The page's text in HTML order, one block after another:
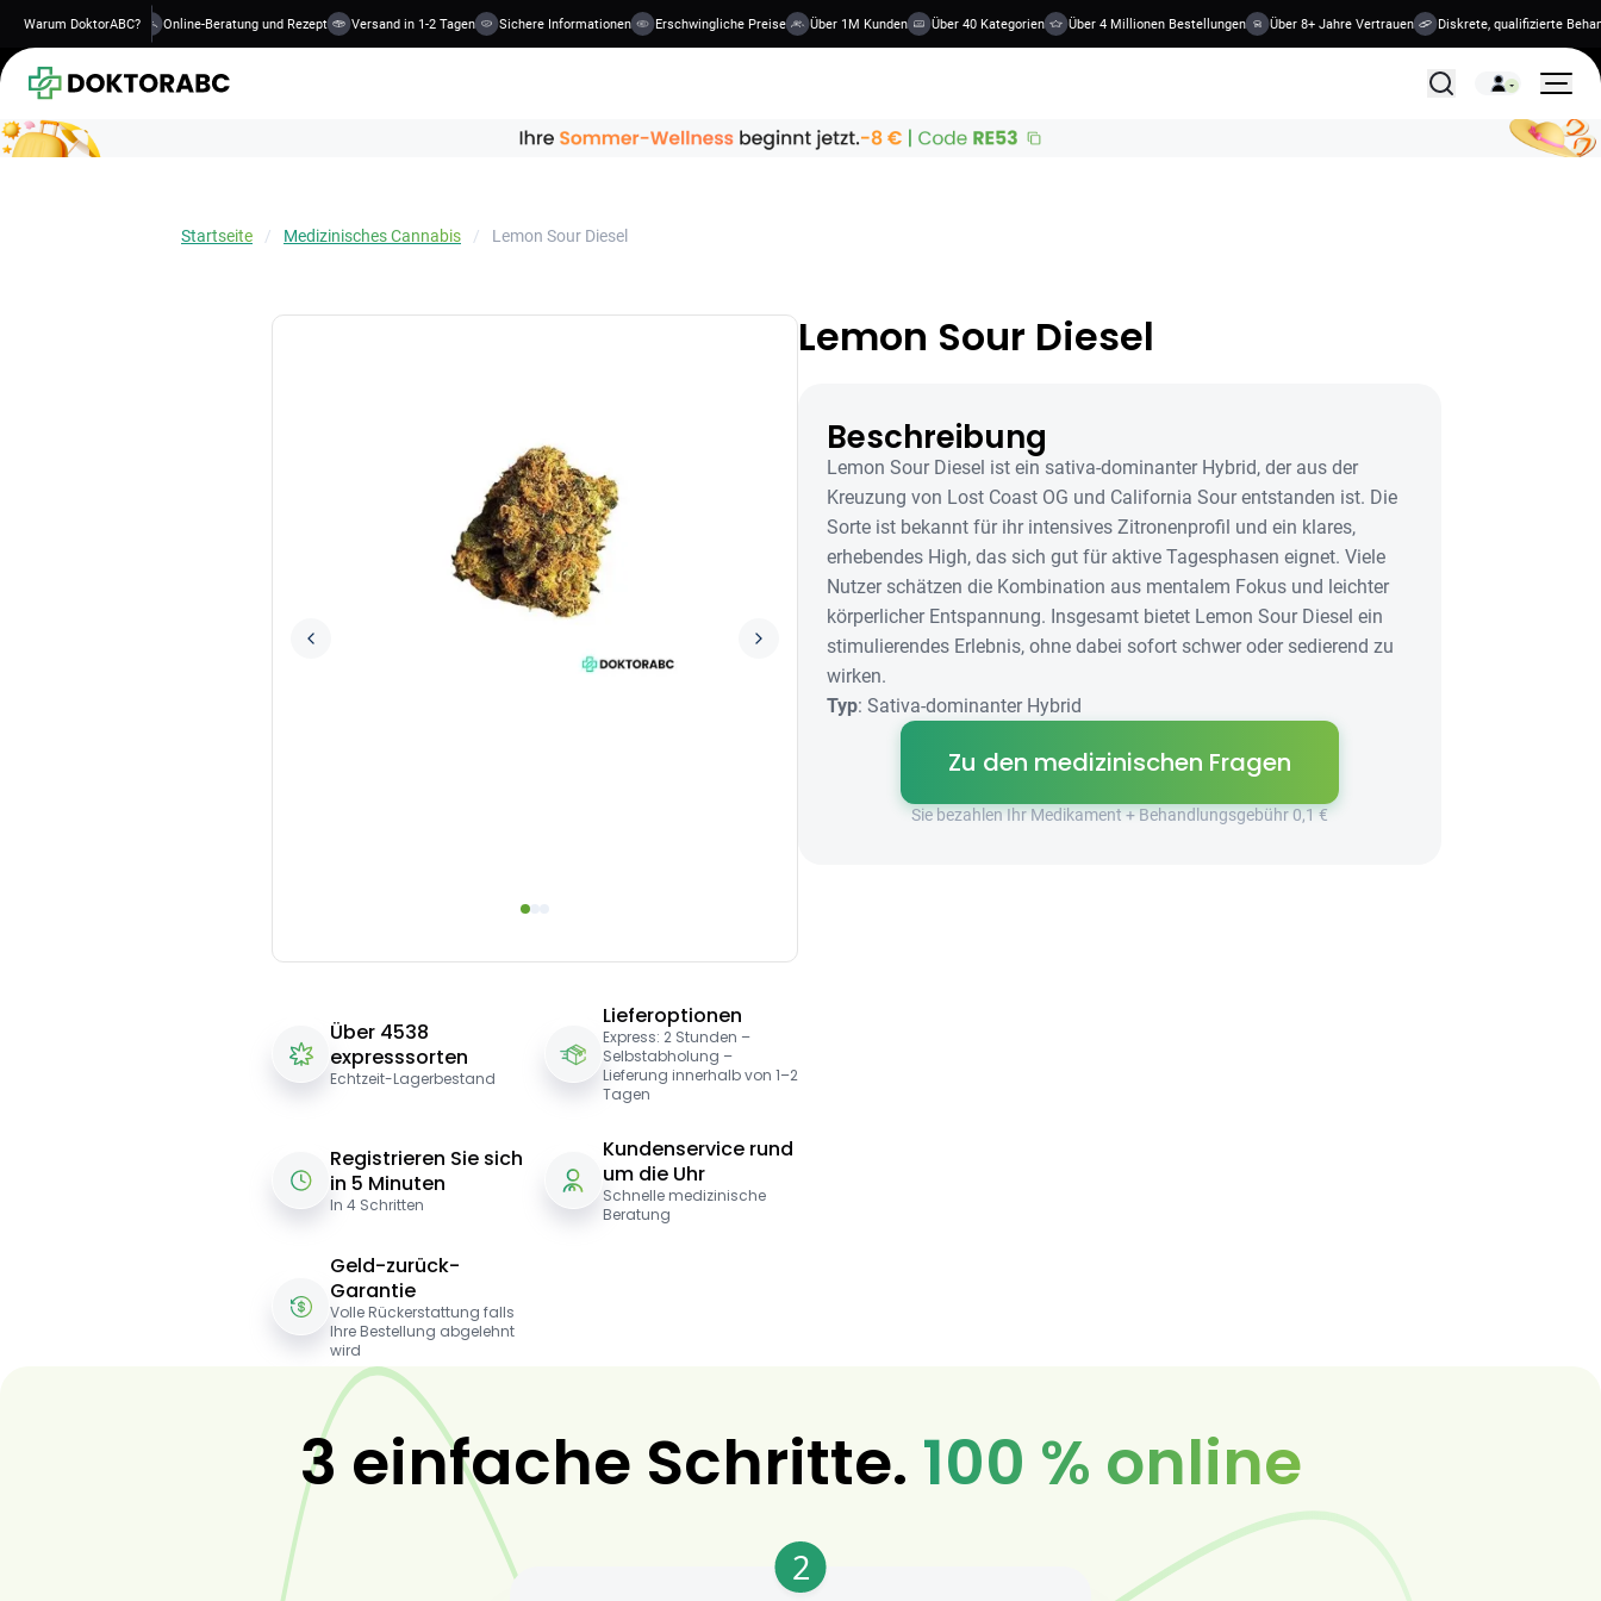
Warum DoktorABC?
Behandlungen Online-Beratung und Rezept Versand in 1-2 Tagen Sichere Informationen Erschwingliche Preise Über 1M Kunden Über 40 Kategorien Über 4 Millionen Bestellungen Über 8+ Jahre Vertrauen Diskrete, qualifizierte
Alle Behandlungen
Startseite Medizinisches Cannabis Lemon Sour Diesel
Über 4538
expresssorten
Echtzeit-Lagerbestand
Lieferoptionen
Express: 2 Stunden –
Selbstabholung –
Lieferung innerhalb von 1–2
Tagen
Registrieren Sie sich
in 5 Minuten
In 4 Schritten
Kundenservice rund
um die Uhr
Schnelle medizinische
Beratung
Geld-zurück-
Garantie
Volle Rückerstattung falls
Ihre Bestellung abgelehnt
wird
Lemon Sour Diesel
Beschreibung
Lemon Sour Diesel ist ein sativa-dominanter Hybrid, der aus der
Kreuzung von Lost Coast OG und California Sour entstanden ist. Die
Sorte ist bekannt für ihr intensives Zitronenprofil und ein klares,
erhebendes High, das sich gut für aktive Tagesphasen eignet. Viele
Nutzer schätzen die Kombination aus mentalem Fokus und leichter
körperlicher Entspannung. Insgesamt bietet Lemon Sour Diesel ein
stimulierendes Erlebnis, ohne dabei sofort schwer oder sedierend zu
wirken.
Typ: Sativa-dominanter Hybrid
Zu den medizinischen Fragen
Sie bezahlen Ihr Medikament + Behandlungsgebühr 0,1 €
3 einfache Schritte. 100 % online
2